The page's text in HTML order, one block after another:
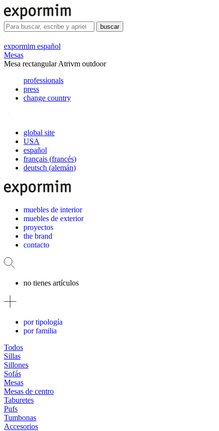
buscar
expormim español
Mesas
Mesa rectangular Atrivm outdoor
professionals
press
change country
global site
USA
español
français (francés)
deutsch (alemán)
muebles de interior
muebles de exterior
proyectos
the brand
contacto
no tienes artículos
por tipología
por familia
Todos
Sillas
Sillones
Sofás
Mesas
Mesas de centro
Taburetes
Pufs
Tumbonas
Accesorios